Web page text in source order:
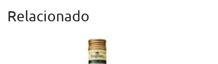
Relacionado